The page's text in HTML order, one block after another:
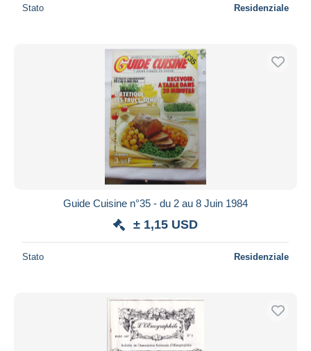
Stato Residenziale
Guide Cuisine n°35 - du 2 au 8 Juin 1984
± 1,15 USD
Stato Residenziale